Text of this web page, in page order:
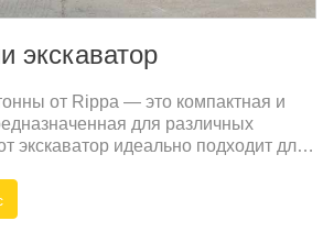
экскаватор
от Rippa — это компактная и
для различных
экскаватор идеально подходит для
хозяйство. Высокая
делают его превосходным